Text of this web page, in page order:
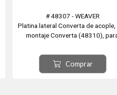
# 48307 - WEAVER
Platina lateral Converta de acople,
montaje Converta (48310),
Comprar